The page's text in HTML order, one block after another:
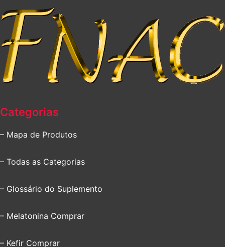
Categorias
– Mapa de Produtos
– Todas as Categorias
– Glossário do Suplemento
– Melatonina Comprar
– Kefir Comprar